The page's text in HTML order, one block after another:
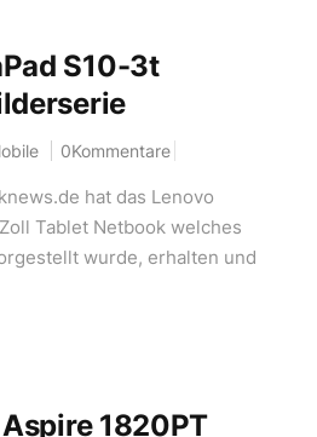
S10-3t
0Kommentare
hat das Lenovo
Tablet Netbook welches
wurde, erhalten und
1820PT